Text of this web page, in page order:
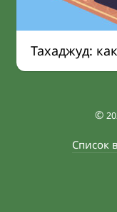
Тахаджуд:
©
Список